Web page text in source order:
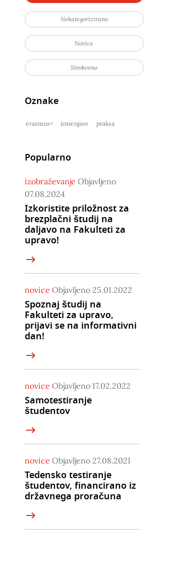
Nekategorizirano
Novice
Strokovno
Oznake
erasmus+ izmenjave praksa
Popularno
izobraževanje Objavljeno
07.08.2024
Izkoristite priložnost za
brezplačni študij na
daljavo na Fakulteti za
upravo!
novice Objavljeno 25.01.2022
Spoznaj študij na
Fakulteti za upravo,
prijavi se na informativni
dan!
novice Objavljeno 17.02.2022
Samotestiranje
študentov
novice Objavljeno 27.08.2021
Tedensko testiranje
študentov, financirano iz
državnega proračuna